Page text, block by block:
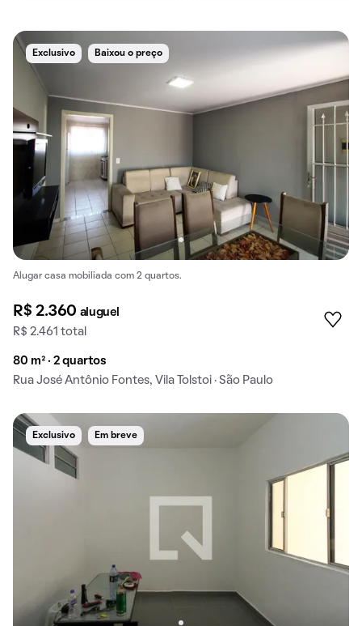
Exclusivo Baixou o preço
Alugar casa mobiliada com 2 quartos.
R$ 2.360 aluguel
R$ 2.461 total
80 m² · 2 quartos
Rua José Antônio Fontes, Vila Tolstoi · São Paulo
Exclusivo Em breve